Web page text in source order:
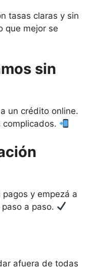
tasas claras y sin
que mejor se
sin
un crédito online.
y empezá a
a paso.
afuera de todas